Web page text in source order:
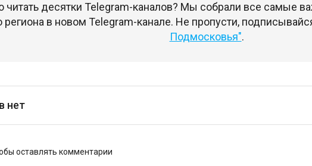
читать десятки Telegram-каналов? Мы собрали все самые
региона в новом Telegram-канале. Не пропусти,
Подмосковья".
нет
оставлять комментарии